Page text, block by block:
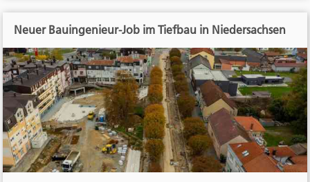
Neuer Bauingenieur-Job im Tiefbau in Niedersachsen